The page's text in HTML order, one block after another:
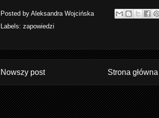
Posted by Aleksandra Wojcińska
Labels: zapowiedzi
Nowszy post Strona główna